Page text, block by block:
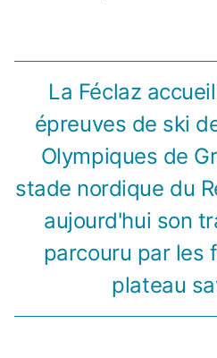
La Féclaz
épreuves de ski
Olympiques de
stade nordique du
aujourd'hui son
parcouru par les
plateau